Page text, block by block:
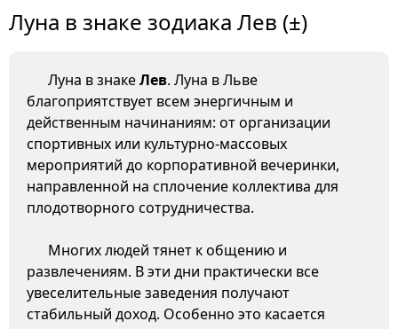
Луна в знаке зодиака Лев (±)
Луна в знакеЛев. Луна в Льве
благоприятствует всем энергичным и
действенным начинаниям: от организации
спортивных или культурно-массовых
мероприятий до корпоративной вечеринки,
направленной на сплочение коллектива для
плодотворного сотрудничества.
Многих людей тянет к общению и
развлечениям. В эти дни практически все
увеселительные заведения получают
стабильный доход. Особенно это касается